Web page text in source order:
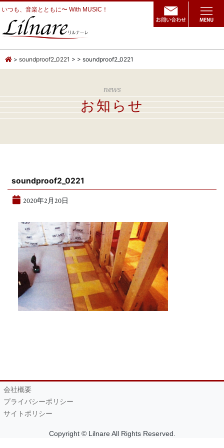
いつも、音楽とともに〜 With MUSIC！
soundproof2_0221 > soundproof2_0221
news
お知らせ
soundproof2_0221
2020年2月20日
会社概要
プライバシーポリシー
サイトポリシー
Copyright © Lilnare All Rights Reserved.